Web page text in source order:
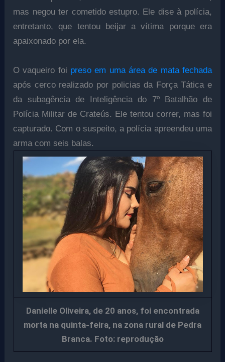
mas negou ter cometido estupro. Ele dise à polícia,
entretanto, que tentou beijar a vítima porque era
apaixonado por ela.
O vaqueiro foi preso em uma área de mata fechada
após cerco realizado por policias da Força Tática e
da subagência de Inteligência do 7º Batalhão de
Polícia Militar de Crateús. Ele tentou correr, mas foi
capturado. Com o suspeito, a polícia apreendeu uma
arma com seis balas.
Danielle Oliveira, de 20 anos, foi encontrada
morta na quinta-feira, na zona rural de Pedra
Branca. Foto: reprodução